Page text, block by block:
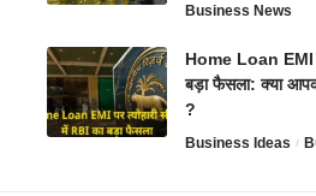
Business News
Home Loan EMI
बड़ा फैसला: क्या
?
Business Ideas